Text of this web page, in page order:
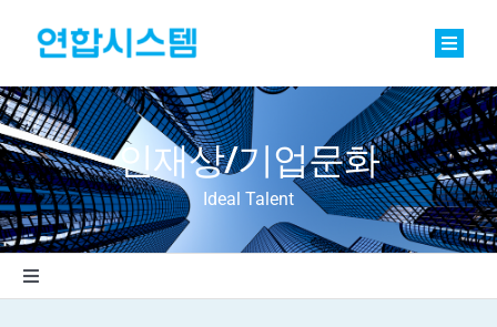
content
Toggle
정밀기계부품
베어링
바로팩토리 Basic
인재상/기업문화
Ideal Talent
Toggle